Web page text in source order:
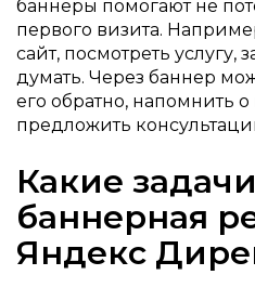
баннеры помогают не
первого визита.
сайт, посмотреть услугу,
думать. Через баннер
его обратно, напомнить
предложить
Какие
баннерная
Яндекс